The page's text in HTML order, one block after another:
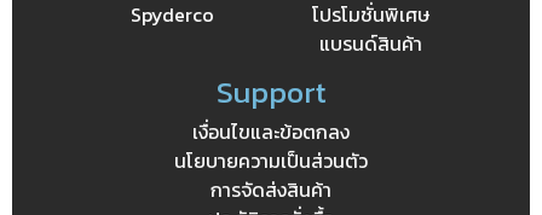
Spyderco
โปรโมชั่นพิเศษ
แบรนด์สินค้า
Support
เงื่อนไขและข้อตกลง
นโยบายความเป็นส่วนตัว
การจัดส่งสินค้า